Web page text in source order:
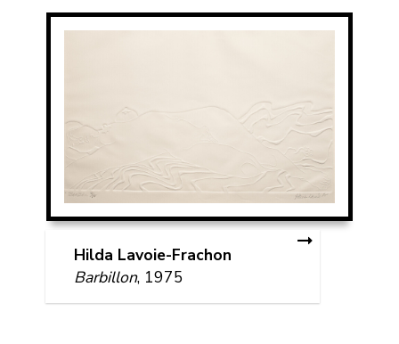
Hilda Lavoie-Frachon
Barbillon, 1975